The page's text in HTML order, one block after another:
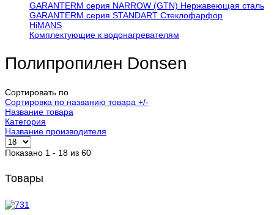
GARANTERM серия NARROW (GTN) Нержавеющая сталь
GARANTERM серия STANDART Стеклофарфор
HiMANS
Комплектующие к водонагревателям
Полипропилен Donsen
Сортировать по
Сортировка по названию товара +/-
Название товара
Категория
Название производителя
Показано 1 - 18 из 60
Товары